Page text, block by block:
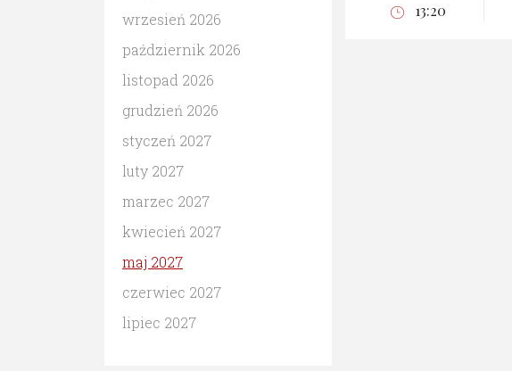
wrzesień 2026
październik 2026
listopad 2026
grudzień 2026
styczeń 2027
luty 2027
marzec 2027
kwiecień 2027
maj 2027
czerwiec 2027
lipiec 2027
13:20